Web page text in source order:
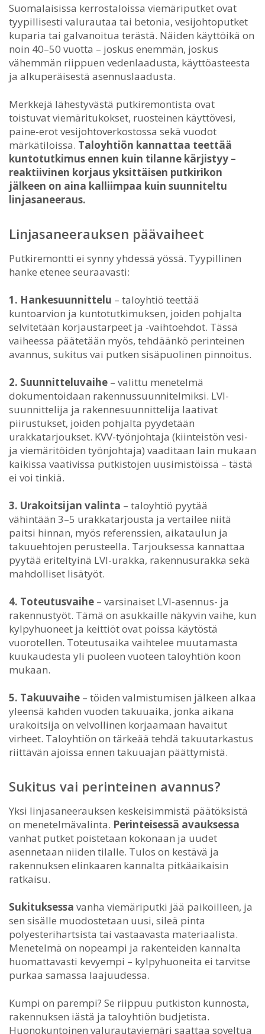
Suomalaisissa kerrostaloissa viemäriputket ovat
tyypillisesti valurautaa tai betonia, vesijohtoputket
kuparia tai galvanoitua terästä. Näiden käyttöikä on
noin 40–50 vuotta – joskus enemmän, joskus
vähemmän riippuen vedenlaadusta, käyttöasteesta
ja alkuperäisestä asennuslaadusta.
Merkkejä lähestyvästä putkiremontista ovat
toistuvat viemäritukokset, ruosteinen käyttövesi,
paine-erot vesijohtoverkostossa sekä vuodot
märkätiloissa. Taloyhtiön kannattaa teettää
kuntotutkimus ennen kuin tilanne kärjistyy –
reaktiivinen korjaus yksittäisen putkirikon
jälkeen on aina kalliimpaa kuin suunniteltu
linjasaneeraus.
Linjasaneerauksen päävaiheet
Putkiremontti ei synny yhdessä yössä. Tyypillinen
hanke etenee seuraavasti:
1. Hankesuunnittelu – taloyhtiö teettää
kuntoarvion ja kuntotutkimuksen, joiden pohjalta
selvitetään korjaustarpeet ja -vaihtoehdot. Tässä
vaiheessa päätetään myös, tehdäänkö perinteinen
avannus, sukitus vai putken sisäpuolinen pinnoitus.
2. Suunnitteluvaihe – valittu menetelmä
dokumentoidaan rakennussuunnitelmiksi. LVI-
suunnittelija ja rakennesuunnittelija laativat
piirustukset, joiden pohjalta pyydetään
urakkatarjoukset. KVV-työnjohtaja (kiinteistön vesi-
ja viemäritöiden työnjohtaja) vaaditaan lain mukaan
kaikissa vaativissa putkistojen uusimistöissä – tästä
ei voi tinkiä.
3. Urakoitsijan valinta – taloyhtiö pyytää
vähintään 3–5 urakkatarjousta ja vertailee niitä
paitsi hinnan, myös referenssien, aikataulun ja
takuuehtojen perusteella. Tarjouksessa kannattaa
pyytää eriteltyinä LVI-urakka, rakennusurakka sekä
mahdolliset lisätyöt.
4. Toteutusvaihe – varsinaiset LVI-asennus- ja
rakennustyöt. Tämä on asukkaille näkyvin vaihe, kun
kylpyhuoneet ja keittiöt ovat poissa käytöstä
vuorotellen. Toteutusaika vaihtelee muutamasta
kuukaudesta yli puoleen vuoteen taloyhtiön koon
mukaan.
5. Takuuvaihe – töiden valmistumisen jälkeen alkaa
yleensä kahden vuoden takuuaika, jonka aikana
urakoitsija on velvollinen korjaamaan havaitut
virheet. Taloyhtiön on tärkeää tehdä takuutarkastus
riittävän ajoissa ennen takuuajan päättymistä.
Sukitus vai perinteinen avannus?
Yksi linjasaneerauksen keskeisimmistä päätöksistä
on menetelmävalinta. Perinteisessä avauksessa
vanhat putket poistetaan kokonaan ja uudet
asennetaan niiden tilalle. Tulos on kestävä ja
rakennuksen elinkaaren kannalta pitkäaikaisin
ratkaisu.
Sukituksessa vanha viemäriputki jää paikoilleen, ja
sen sisälle muodostetaan uusi, sileä pinta
polyesterihartsista tai vastaavasta materiaalista.
Menetelmä on nopeampi ja rakenteiden kannalta
huomattavasti kevyempi – kylpyhuoneita ei tarvitse
purkaa samassa laajuudessa.
Kumpi on parempi? Se riippuu putkiston kunnosta,
rakennuksen iästä ja taloyhtiön budjetista.
Huonokuntoinen valurautaviemäri saattaa soveltua